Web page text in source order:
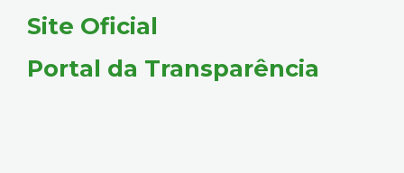
Site Oficial
Portal da Transparência